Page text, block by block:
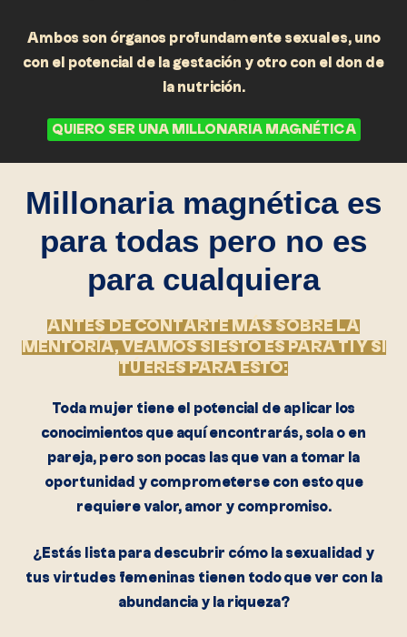
Ambos son órganos profundamente sexuales, uno
con el potencial de la gestación y otro con el don de
la nutrición.
QUIERO SER UNA MILLONARIA MAGNÉTICA
Millonaria magnética es
para todas pero no es
para cualquiera
ANTES DE CONTARTE MÁS SOBRE LA
MENTORÍA, VEAMOS SI ESTO ES PARA TI Y SI
TÚ ERES PARA ESTO:
Toda mujer tiene el potencial de aplicar los
conocimientos que aquí encontrarás, sola o en
pareja, pero son pocas las que van a tomar la
oportunidad y comprometerse con esto que
requiere valor, amor y compromiso.
¿Estás lista para descubrir cómo la sexualidad y
tus virtudes femeninas tienen todo que ver con la
abundancia y la riqueza?